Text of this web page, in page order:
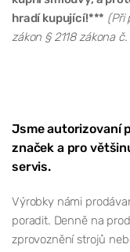
hradí kupující!*** (Při
zákon § 2118 zákona
Jsme autorizovaní
značek a pro
servis.
Výrobky námi
poradit. Denně na
zprovoznění strojů